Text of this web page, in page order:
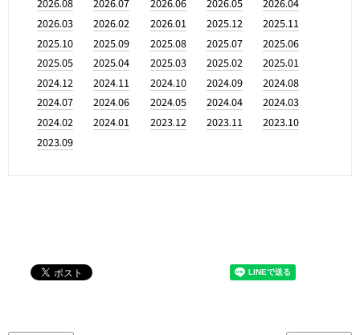
2026.08 2026.07 2026.06 2026.05
2026.04
2026.03
2026.02 2026.01 2025.12
2025.11
2025.10
2025.09 2025.08 2025.07
2025.06
2025.05
2025.04 2025.03 2025.02
2025.01
2024.12
2024.11 2024.10 2024.09
2024.08
2024.07
2024.06 2024.05 2024.04
2024.03
2024.02
2024.01 2023.12 2023.11
2023.10
2023.09